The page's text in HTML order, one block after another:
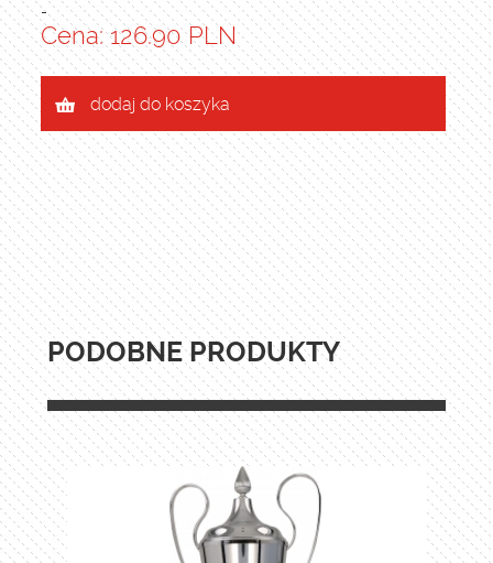
-
Cena: 126.90 PLN
dodaj do koszyka
PODOBNE PRODUKTY